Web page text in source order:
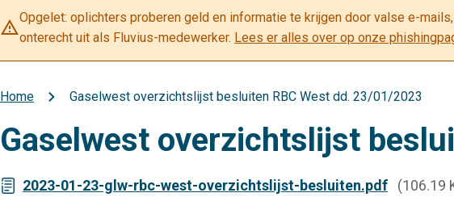
warning_amber
Opgelet: oplichters proberen geld en informatie te krijgen door valse e-
onterecht uit als Fluvius-medewerker. Lees er alles over op onze
Kruimelpad
Home Gaselwest overzichtslijst besluiten RBC West dd. 23/01/2023
Gaselwest overzichtslijst
2023-01-23-glw-rbc-west-overzichtslijst-besluiten.pdf (106.19